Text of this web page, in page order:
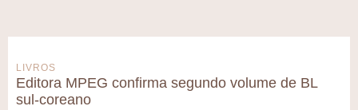
LIVROS
Editora MPEG confirma segundo volume de BL
sul-coreano